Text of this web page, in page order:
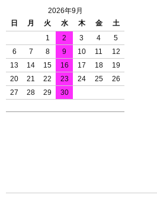
2026年9月
日
月 火 水 木 金
土
1
2 3 4
5
6
7 8 9 10 11
12
13
14 15 16 17 18
19
20
21 22 23 24 25
26
27
28 29 30